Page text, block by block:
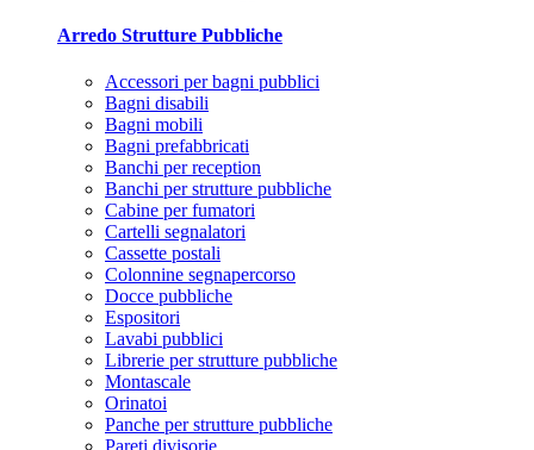
Arredo Strutture Pubbliche
Accessori per bagni pubblici
Bagni disabili
Bagni mobili
Bagni prefabbricati
Banchi per reception
Banchi per strutture pubbliche
Cabine per fumatori
Cartelli segnalatori
Cassette postali
Colonnine segnapercorso
Docce pubbliche
Espositori
Lavabi pubblici
Librerie per strutture pubbliche
Montascale
Orinatoi
Panche per strutture pubbliche